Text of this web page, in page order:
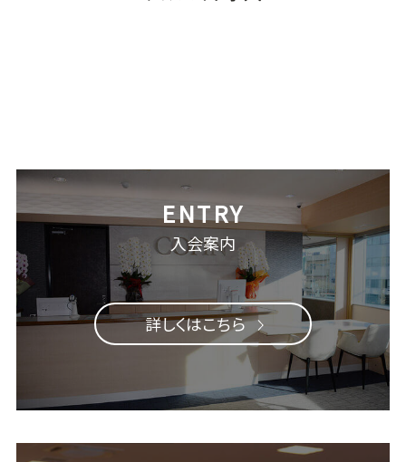
入会案内
詳しくはこちら